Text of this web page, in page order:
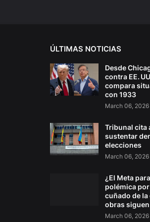
ÚLTIMAS NOTICIAS
Desde
contra EE.
compara
con 1933
March 06, 2026
Tribunal cita
sustentar
elecciones
March 06, 2026
¿El Meta
polémica
cuñado de
obras
March 06, 2026